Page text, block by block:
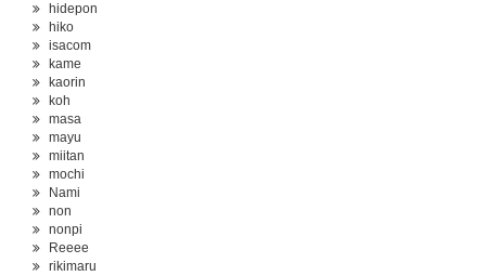
hidepon
hiko
isacom
kame
kaorin
koh
masa
mayu
miitan
mochi
Nami
non
nonpi
Reeee
rikimaru